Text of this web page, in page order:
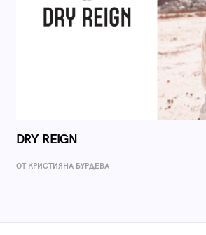
DRY REIGN
ОТ КРИСТИЯНА БУРДЕВА